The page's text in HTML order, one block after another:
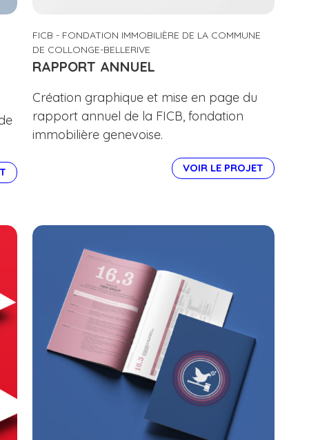
FICB - FONDATION IMMOBILIÈRE DE LA COMMUNE
DE COLLONGE-BELLERIVE
RAPPORT ANNUEL
Création graphique et mise en page du
rapport annuel de la FICB, fondation
immobilière genevoise.
VOIR LE PROJET